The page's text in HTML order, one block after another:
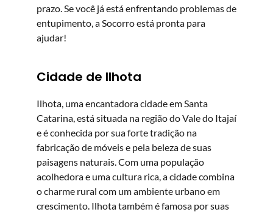
prazo. Se você já está enfrentando problemas de
entupimento, a Socorro está pronta para
ajudar!
Cidade de Ilhota
Ilhota, uma encantadora cidade em Santa
Catarina, está situada na região do Vale do Itajaí
e é conhecida por sua forte tradição na
fabricação de móveis e pela beleza de suas
paisagens naturais. Com uma população
acolhedora e uma cultura rica, a cidade combina
o charme rural com um ambiente urbano em
crescimento. Ilhota também é famosa por suas